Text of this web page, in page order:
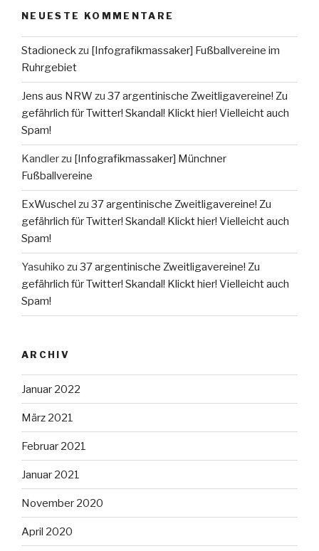
NEUESTE KOMMENTARE
Stadioneckzu [Infografikmassaker] Fußballvereine im
Ruhrgebiet
Jens aus NRW zu 37 argentinische Zweitligavereine! Zu
gefährlich für Twitter! Skandal! Klickt hier! Vielleicht auch
Spam!
Kandlerzu [Infografikmassaker] Münchner
Fußballvereine
ExWuschel zu 37 argentinische Zweitligavereine! Zu
gefährlich für Twitter! Skandal! Klickt hier! Vielleicht auch
Spam!
Yasuhiko zu 37 argentinische Zweitligavereine! Zu
gefährlich für Twitter! Skandal! Klickt hier! Vielleicht auch
Spam!
ARCHIV
Januar 2022
März 2021
Februar 2021
Januar 2021
November 2020
April 2020